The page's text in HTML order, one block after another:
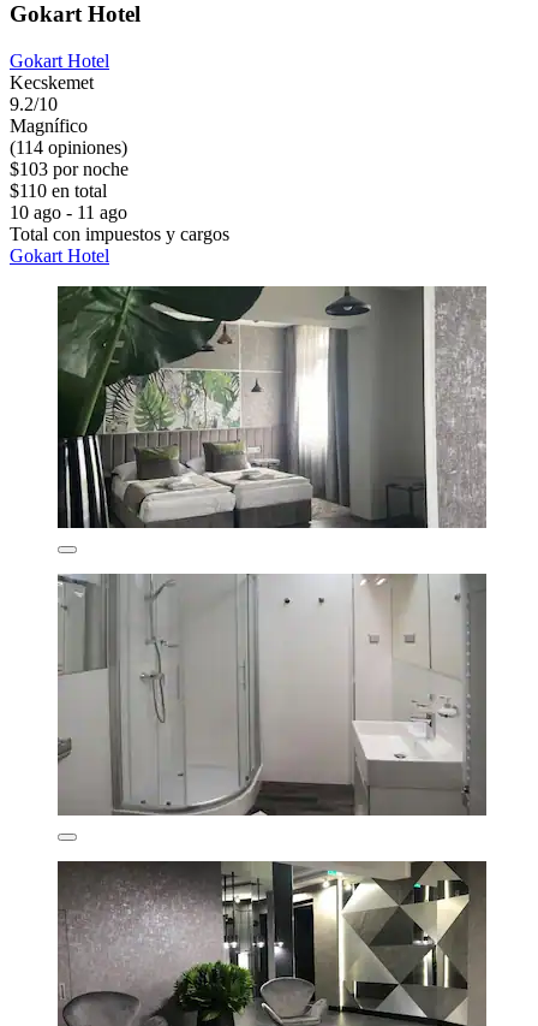
Gokart Hotel
Gokart Hotel
Kecskemet
9.2/10
Magnífico
(114 opiniones)
$103 por noche
$110 en total
10 ago - 11 ago
Total con impuestos y cargos
Gokart Hotel